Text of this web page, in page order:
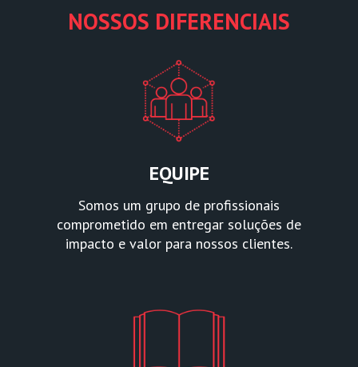
NOSSOS DIFERENCIAIS
EQUIPE
Somos um grupo de profissionais
comprometido em entregar soluções de
impacto e valor para nossos clientes.